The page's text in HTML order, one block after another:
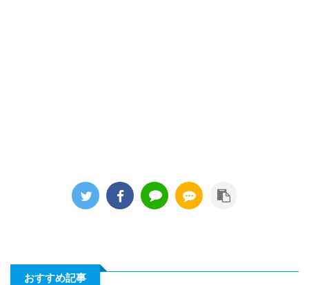
おすすめ記事